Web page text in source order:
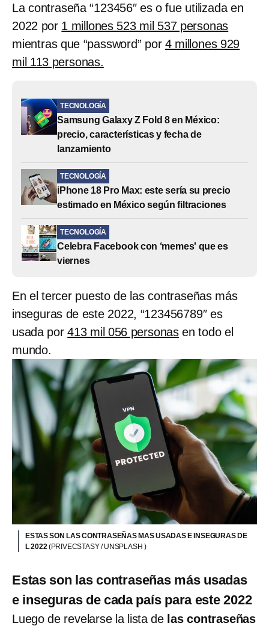
La contraseña “123456″ es o fue utilizada en
2022 por 1 millones 523 mil 537 personas
mientras que “password” por 4 millones 929
mil 113 personas.
TECNOLOGÍA
Samsung Galaxy Z Fold 8 en México:
precio, características y fecha de
lanzamiento
TECNOLOGÍA
iPhone 18 Pro Max: este sería su precio
estimado en México según filtraciones
TECNOLOGÍA
Celebra Facebook con ‘memes' que es
viernes
En el tercer puesto de las contraseñas más
inseguras de este 2022, “123456789″ es
usada por413 mil 056 personas en todo el
mundo.
ESTAS SON LAS CONTRASEÑAS MAS USADAS E INSEGURAS DE
L 2022 (PRIVECSTASY / UNSPLASH )
Estas son las contraseñas más usadas
e inseguras de cada país para este 2022
Luego de revelarse la lista de las contraseñas